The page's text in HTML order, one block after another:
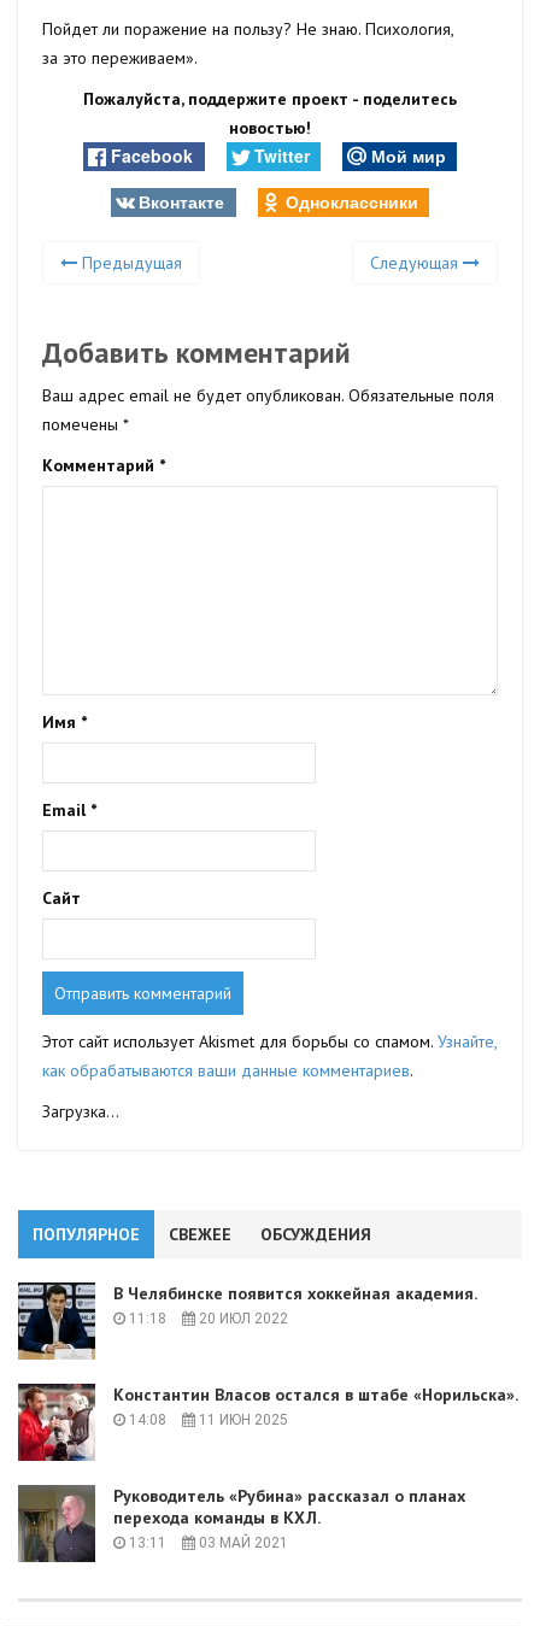
Пойдет ли поражение на пользу? Не знаю. Психология,
за это переживаем».
Пожалуйста, поддержите проект - поделитесь
новостью!
Facebook Twitter
Мой мир
Вконтакте
Одноклассники
Предыдущая Следующая
Добавить комментарий
Ваш адрес email не будет опубликован. Обязательные поля
помечены *
Комментарий *
Имя *
Email *
Сайт
Этот сайт использует Akismet для борьбы со спамом. Узнайте,
как обрабатываются ваши данные комментариев.
Загрузка...
ПОПУЛЯРНОЕ СВЕЖЕЕ ОБСУЖДЕНИЯ
В Челябинске появится хоккейная академия.
11:18 20 ИЮЛ 2022
Константин Власов остался в штабе «Норильска».
14:08 11 ИЮН 2025
Руководитель «Рубина» рассказал о планах
перехода команды в КХЛ.
13:11 03 МАЙ 2021